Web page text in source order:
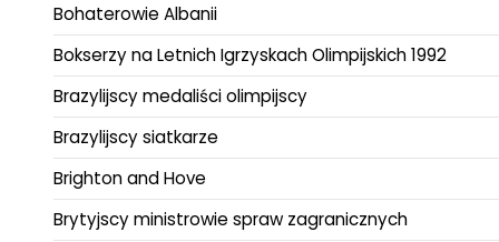
Bohaterowie Albanii
Bokserzy na Letnich Igrzyskach Olimpijskich 1992
Brazylijscy medaliści olimpijscy
Brazylijscy siatkarze
Brighton and Hove
Brytyjscy ministrowie spraw zagranicznych